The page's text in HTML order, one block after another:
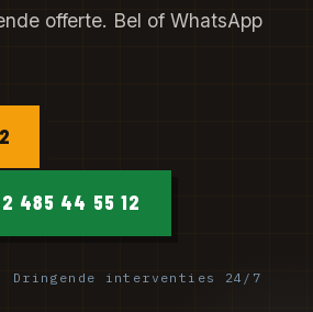
offerte. Bel of WhatsApp
485 44 55 12
· Dringende interventies 24/7